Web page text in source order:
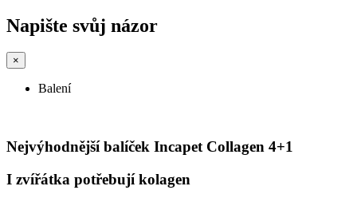
Napište svůj názor
×
Balení
Nejvýhodnější balíček Incapet Collagen 4+1
I zvířátka potřebují kolagen